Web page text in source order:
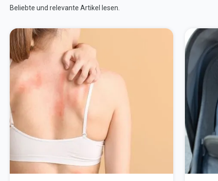
Beliebte und relevante Artikel lesen.